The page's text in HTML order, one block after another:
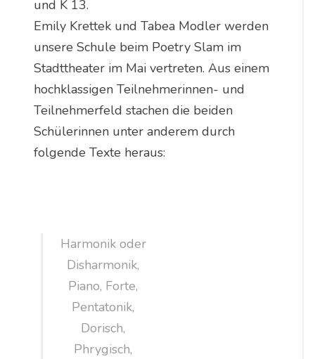
und K 13.
Emily Krettek und Tabea Modler werden
unsere Schule beim Poetry Slam im
Stadttheater im Mai vertreten. Aus einem
hochklassigen Teilnehmerinnen- und
Teilnehmerfeld stachen die beiden
Schülerinnen unter anderem durch
folgende Texte heraus:
Harmonik oder
Disharmonik,
Piano, Forte,
Pentatonik,
Dorisch,
Phrygisch,